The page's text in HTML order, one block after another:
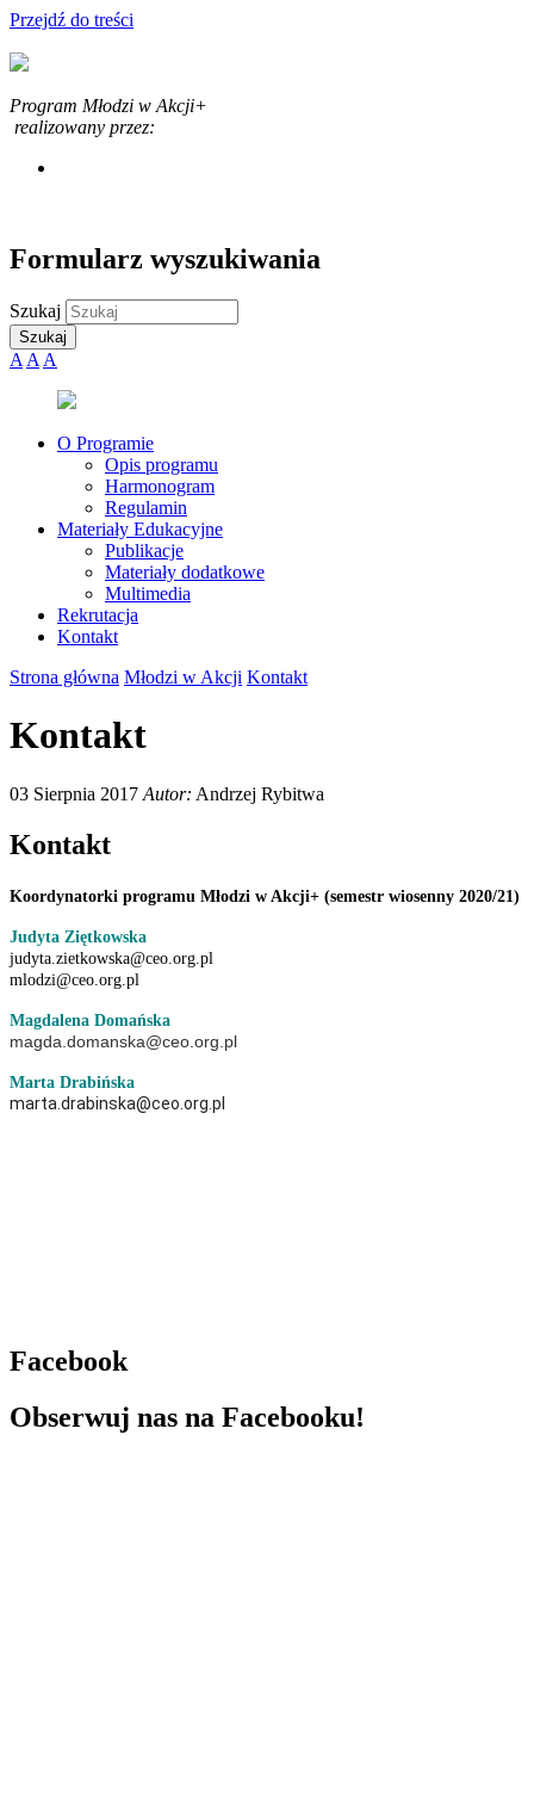
Przejdź do treści
Program Młodzi w Akcji+
realizowany przez:
Formularz wyszukiwania
Szukaj
A A A
O Programie
Opis programu
Harmonogram
Regulamin
Materiały Edukacyjne
Publikacje
Materiały dodatkowe
Multimedia
Rekrutacja
Kontakt
Strona główna Młodzi w Akcji Kontakt
Kontakt
03 Sierpnia 2017 Autor: Andrzej Rybitwa
Kontakt
Koordynatorki programu Młodzi w Akcji+ (semestr wiosenny 2020/21)
Judyta Ziętkowska
judyta.zietkowska@ceo.org.pl
mlodzi@ceo.org.pl
Magdalena Domańska
magda.domanska@ceo.org.pl
Marta Drabińska
marta.drabinska@ceo.org.pl
Facebook
Obserwuj nas na Facebooku!